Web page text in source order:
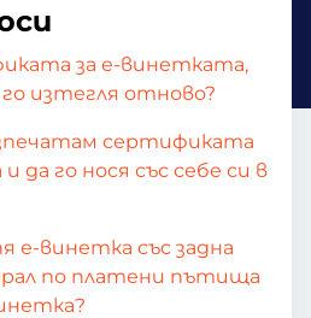
за е-винетката,
изтегля отново?
сертификата
да го нося със себе си в
е-винетка със задна
по платени пътища